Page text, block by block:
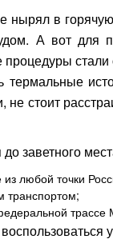
нырял в
А вот для
термальные
не стоит
до заветного
любой точки
транспортом;
трассе